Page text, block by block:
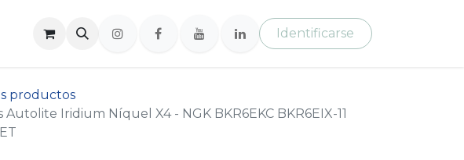
Identificarse
productos
Autolite Iridium Níquel X4 - NGK BKR6EKC BKR6EIX-11